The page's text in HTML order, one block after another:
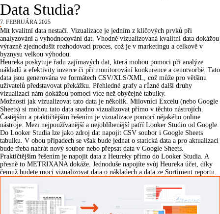
Data Studia?
7. FEBRUÁRA 2025
Mít kvalitní data nestačí. Vizualizace je jedním z klíčových prvků při
analyzování a vyhodnocování dat. Vhodně vizualizovaná kvalitní data dokážou
výrazně zjednodušit rozhodovací proces, což je v marketingu a celkově v
byznysu velkou výhodou.
Heureka poskytuje řadu zajímavých dat, která mohou pomoci při analýze
nákladů a efektivity inzerce či při monitorování konkurence a cenotvorbě. Tato
data jsou generována ve formátech CSV/XLS/XML, což může pro většinu
uživatelů představovat překážku. Přehledné grafy a různé další druhy
vizualizací nám dokážou pomoci více než obyčejné tabulky.
Možností jak vizualizovat tato data je několik. Milovníci Excelu (nebo Google
Sheets) si mohou tato data snadno vizualizovat přímo v těchto nástrojích.
Častějším a praktičtějším řešením je vizualizace pomocí nějakého online
nástroje. Mezi nejpoužívanější a nejoblíbenější patří Looker Studio od Google.
Do Looker Studia lze jako zdroj dat napojit CSV soubor i Google Sheets
tabulku. V obou případech se však bude jednat o statická data a pro aktualizaci
bude třeba nahrát nový soubor nebo přepsat data v Google Sheets.
Praktičtějším řešením je napojit data z Heureky přímo do Looker Studia. A
přesně to METRIXANAdokáže. Jednoduše napojíte svůj Heureka účet, díky
čemuž budete moci vizualizovat data o nákladech a data ze Sortiment reportu.